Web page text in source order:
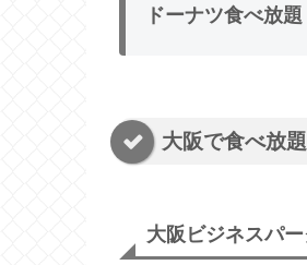
ドーナツ食べ放
大阪で食べ放
大阪ビジネスパ